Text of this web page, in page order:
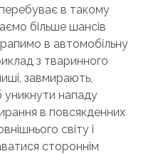
в такому
більше шансів
в автомобільну
з тваринного
завмирають,
нападу
в повсякденних
світу і
стороннім